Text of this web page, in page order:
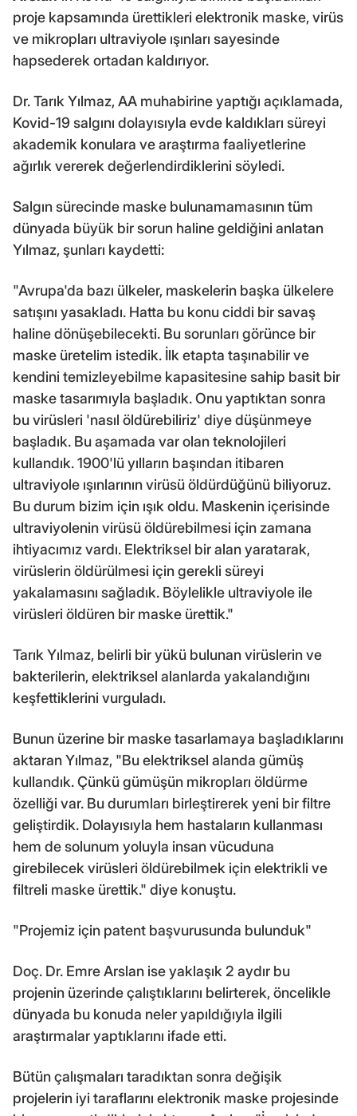
proje kapsamında ürettikleri elektronik maske, virüs
ve mikropları ultraviyole ışınları sayesinde
hapsederek ortadan kaldırıyor.
Dr. Tarık Yılmaz, AA muhabirine yaptığı açıklamada,
Kovid-19 salgını dolayısıyla evde kaldıkları süreyi
akademik konulara ve araştırma faaliyetlerine
ağırlık vererek değerlendirdiklerini söyledi.
Salgın sürecinde maske bulunamamasının tüm
dünyada büyük bir sorun haline geldiğini anlatan
Yılmaz, şunları kaydetti:
"Avrupa'da bazı ülkeler, maskelerin başka ülkelere
satışını yasakladı. Hatta bu konu ciddi bir savaş
haline dönüşebilecekti. Bu sorunları görünce bir
maske üretelim istedik. İlk etapta taşınabilir ve
kendini temizleyebilme kapasitesine sahip basit bir
maske tasarımıyla başladık. Onu yaptıktan sonra
bu virüsleri 'nasıl öldürebiliriz' diye düşünmeye
başladık. Bu aşamada var olan teknolojileri
kullandık. 1900'lü yılların başından itibaren
ultraviyole ışınlarının virüsü öldürdüğünü biliyoruz.
Bu durum bizim için ışık oldu. Maskenin içerisinde
ultraviyolenin virüsü öldürebilmesi için zamana
ihtiyacımız vardı. Elektriksel bir alan yaratarak,
virüslerin öldürülmesi için gerekli süreyi
yakalamasını sağladık. Böylelikle ultraviyole ile
virüsleri öldüren bir maske ürettik."
Tarık Yılmaz, belirli bir yükü bulunan virüslerin ve
bakterilerin, elektriksel alanlarda yakalandığını
keşfettiklerini vurguladı.
Bunun üzerine bir maske tasarlamaya başladıklarını
aktaran Yılmaz, "Bu elektriksel alanda gümüş
kullandık. Çünkü gümüşün mikropları öldürme
özelliği var. Bu durumları birleştirerek yeni bir filtre
geliştirdik. Dolayısıyla hem hastaların kullanması
hem de solunum yoluyla insan vücuduna
girebilecek virüsleri öldürebilmek için elektrikli ve
filtreli maske ürettik." diye konuştu.
"Projemiz için patent başvurusunda bulunduk"
Doç. Dr. Emre Arslan ise yaklaşık 2 aydır bu
projenin üzerinde çalıştıklarını belirterek, öncelikle
dünyada bu konuda neler yapıldığıyla ilgili
araştırmalar yaptıklarını ifade etti.
Bütün çalışmaları taradıktan sonra değişik
projelerin iyi taraflarını elektronik maske projesinde